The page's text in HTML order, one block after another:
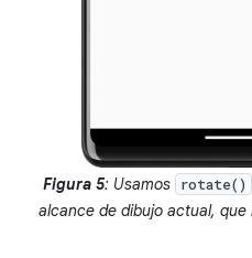
Figura 5: Usamos rotate()
alcance de dibujo actual,